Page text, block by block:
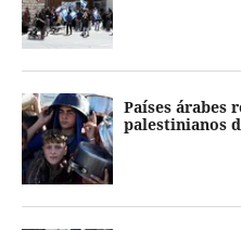
Países árabes
palestinianos